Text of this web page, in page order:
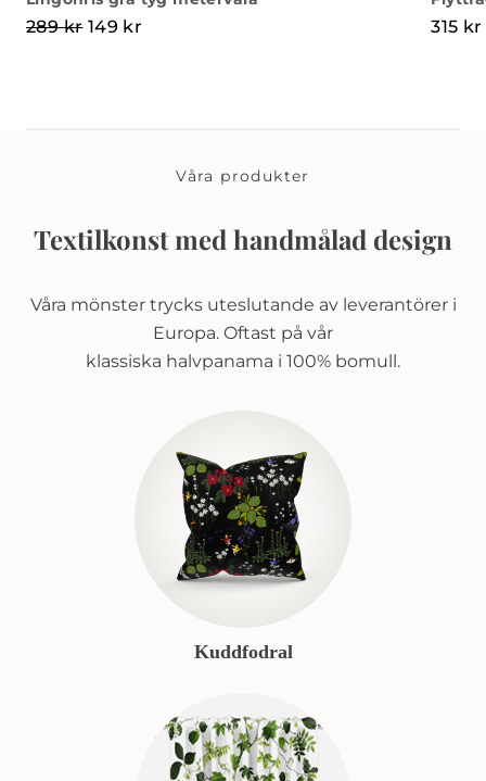
289kr Det ursprungliga priset var: 289 kr.
149 kr Det nuvarande priset är: 149 kr.315 kr
Våra produkter
Textilkonst med handmålad design
Våra mönster trycks uteslutande av leverantörer i
Europa. Oftast på vår
klassiska halvpanama i 100% bomull.
Kuddfodral